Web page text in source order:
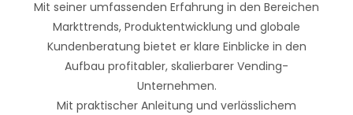
Mit seiner umfassenden Erfahrung in den Bereichen
Markttrends, Produktentwicklung und globale
Kundenberatung bietet er klare Einblicke in den
Aufbau profitabler, skalierbarer Vending-
Unternehmen.
Mit praktischer Anleitung und verlässlichem